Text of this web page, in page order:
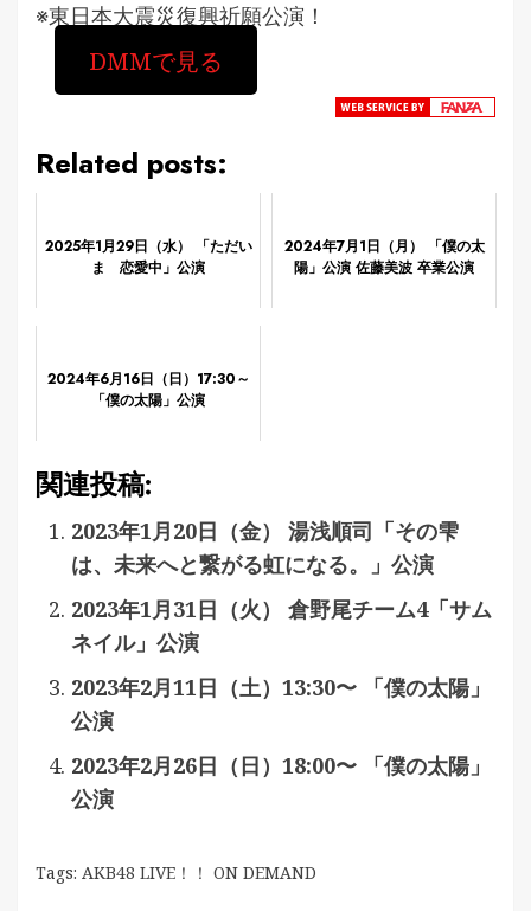
※東日本大震災復興祈願公演！
DMMで見る
Related posts:
2025年1月29日（水） 「ただい
ま 恋愛中」公演
2024年7月1日（月） 「僕の太
陽」公演 佐藤美波 卒業公演
2024年6月16日（日）17:30～
「僕の太陽」公演
関連投稿:
2023年1月20日（金） 湯浅順司「その雫
は、未来へと繋がる虹になる。」公演
2023年1月31日（火） 倉野尾チーム4「サム
ネイル」公演
2023年2月11日（土）13:30〜 「僕の太陽」
公演
2023年2月26日（日）18:00〜 「僕の太陽」
公演
Tags: AKB48 LIVE！！ ON DEMAND